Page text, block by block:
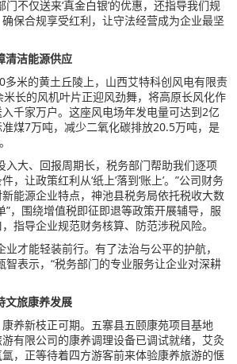
不仅送来‘真金白银’的优惠，还指导我们规
保合规享受红利，让守法经营成为企业最坚
清洁能源供应
多米的黄土丘陵上，山西艾特科创风电有限责
长的风机叶片正迎风劲舞，将高原长风化作
千家万户。这座风电场年发电量可达到2亿
煤7万吨，减少二氧化碳排放20.5万吨，是
入大、回报周期长，税务部门帮助我们逐项
，让政策红利从‘纸上’落到‘账上’。”公司财务
能源企业特点，神池县税务局依托税收大数
”，围绕增值税即征即退等政策开展辅导，服
指导企业规范财务核算、防范涉税风险。
业才能轻装前行。有了法治与公平的护航，
智表示，“税务部门的专业服务让企业对深耕
文旅康养发展
养新枝正可期。五寨县五颐康苑项目基地
有限公司的康养调理设备已调试就绪，艾灸
，正等待着四方游客前来体验康养旅游的惬